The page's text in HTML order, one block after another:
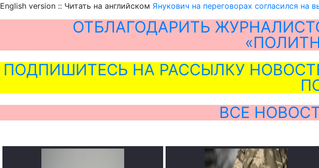
English version :: Читать на английском Янукович на переговорах согласился на
ОТБЛАГОДАРИТЬ
ПОДПИШИТЕСЬ НА РАССЫЛКУ
ВСЕ